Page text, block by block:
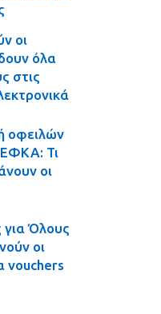
οι
όλα
στις
οφειλών
Τι
οι
για Όλους
οι
vouchers